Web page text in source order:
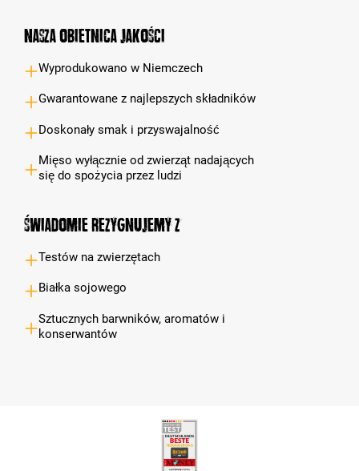
Nasza obietnica jakości
Wyprodukowano w Niemczech
Gwarantowane z najlepszych składników
Doskonały smak i przyswajalność
Mięso wyłącznie od zwierząt nadających
się do spożycia przez ludzi
Świadomie rezygnujemy z
Testów na zwierzętach
Białka sojowego
Sztucznych barwników, aromatów i
konserwantów